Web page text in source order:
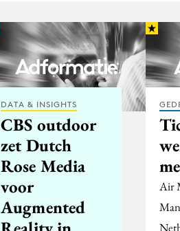
DATA & INSIGHTS
CBS outdoor
zet Dutch
Rose Media
voor
Augmented
Air